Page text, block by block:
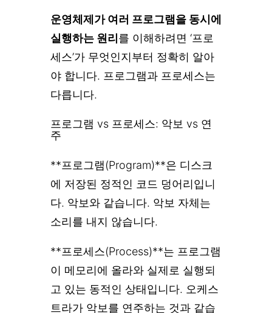
운영체제가 여러 프로그램을 동시에
실행하는 원리를 이해하려면 ‘프로
세스’가 무엇인지부터 정확히 알아
야 합니다. 프로그램과 프로세스는
다릅니다.
프로그램 vs 프로세스: 악보 vs 연
주
**프로그램(Program)**은 디스크
에 저장된 정적인 코드 덩어리입니
다. 악보와 같습니다. 악보 자체는
소리를 내지 않습니다.
**프로세스(Process)**는 프로그램
이 메모리에 올라와 실제로 실행되
고 있는 동적인 상태입니다. 오케스
트라가 악보를 연주하는 것과 같습